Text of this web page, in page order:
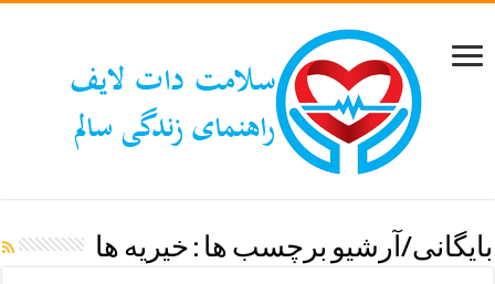
بایگانی/آرشیو برچسب ها : خیریه ها